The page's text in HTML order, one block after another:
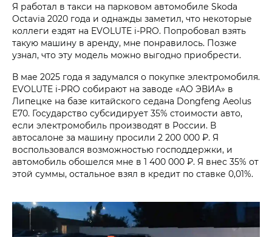
Я работал в такси на парковом автомобиле Skoda
Octavia 2020 года и однажды заметил, что некоторые
коллеги ездят на EVOLUTE i‑PRO. Попробовал взять
такую машину в аренду, мне понравилось. Позже
узнал, что эту модель можно выгодно приобрести.
В мае 2025 года я задумался о покупке электромобиля.
EVOLUTE i‑PRO собирают на заводе «АО ЭВИА» в
Липецке на базе китайского седана Dongfeng Aeolus
E70. Государство субсидирует 35% стоимости авто,
если электромобиль производят в России. В
автосалоне за машину просили 2 200 000 ₽. Я
воспользовался возможностью господдержки, и
автомобиль обошелся мне в 1 400 000 ₽. Я внес 35% от
этой суммы, остальное взял в кредит по ставке 0,01%.